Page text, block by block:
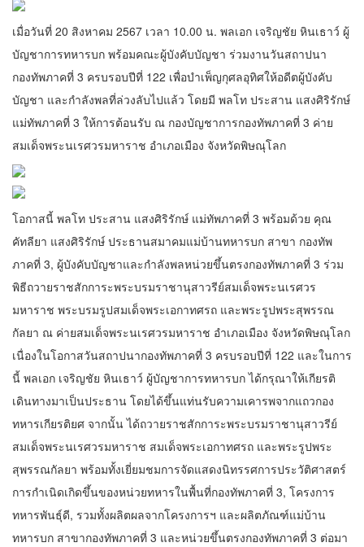
เมื่อวันที่ 20 สิงหาคม 2567 เวลา 10.00 น. พลเอก เจริญชัย หินเธาว์ ผู้
บัญชาการทหารบก พร้อมคณะผู้บังคับบัญชา ร่วมงานวันสถาปนา
กองทัพภาคที่ 3 ครบรอบปีที่ 122 เพื่อบำเพ็ญกุศลอุทิศให้อดีตผู้บังคับ
บัญชา และกำลังพลที่ล่วงลับไปแล้ว โดยมี พลโท ประสาน แสงศิริรักษ์
แม่ทัพภาคที่ 3 ให้การต้อนรับ ณ กองบัญชาการกองทัพภาคที่ 3 ค่าย
สมเด็จพระนเรศวรมหาราช อำเภอเมือง จังหวัดพิษณุโลก
โอกาสนี้ พลโท ประสาน แสงศิริรักษ์ แม่ทัพภาคที่ 3 พร้อมด้วย คุณ
คัทลียา แสงศิริรักษ์ ประธานสมาคมแม่บ้านทหารบก สาขา กองทัพ
ภาคที่ 3, ผู้บังคับบัญชาและกำลังพลหน่วยขึ้นตรงกองทัพภาคที่ 3 ร่วม
พิธีถวายราชสักการะพระบรมราชานุสาวรีย์สมเด็จพระนเรศวร
มหาราช พระบรมรูปสมเด็จพระเอกาทศรถ และพระรูปพระสุพรรณ
กัลยา ณ ค่ายสมเด็จพระนเรศวรมหาราช อำเภอเมือง จังหวัดพิษณุโลก
เนื่องในโอกาสวันสถาปนากองทัพภาคที่ 3 ครบรอบปีที่ 122 และในการ
นี้ พลเอก เจริญชัย หินเธาว์ ผู้บัญชาการทหารบก ได้กรุณาให้เกียรติ
เดินทางมาเป็นประธาน โดยได้ขึ้นแท่นรับความเคารพจากแถวกอง
ทหารเกียรติยศ จากนั้น ได้ถวายราชสักการะพระบรมราชานุสาวรีย์
สมเด็จพระนเรศวรมหาราช สมเด็จพระเอกาทศรถ และพระรูปพระ
สุพรรณกัลยา พร้อมทั้งเยี่ยมชมการจัดแสดงนิทรรศการประวัติศาสตร์
การกำเนิดเกิดขึ้นของหน่วยทหารในพื้นที่กองทัพภาคที่ 3, โครงการ
ทหารพันธุ์ดี, รวมทั้งผลิตผลจากโครงการฯ และผลิตภัณฑ์แม่บ้าน
ทหารบก สาขากองทัพภาคที่ 3 และหน่วยขึ้นตรงกองทัพภาคที่ 3 ต่อมา